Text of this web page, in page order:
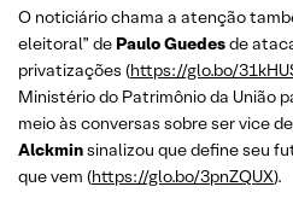
O noticiário chama a atenção
eleitoral” de Paulo Guedesde
privatizações (https://glo.bo/
Ministério do Patrimônio da União
meio às conversas sobre ser vice
Alckminsinalizou que define seu
que vem (https://glo.bo/3pnZQUX).